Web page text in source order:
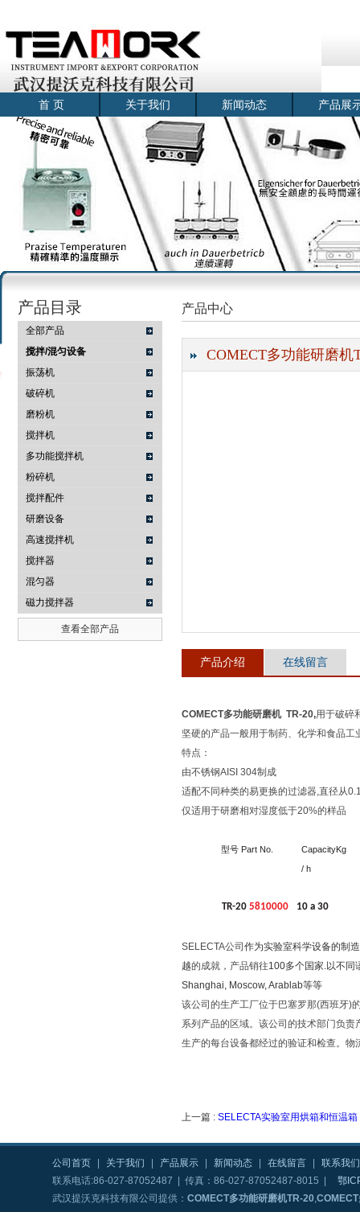
武汉提沃克科技有限公司
首 页 关于我们 新闻动态 产品展
产品目录
全部产品
搅拌/混匀设备
振荡机
破碎机
磨粉机
搅拌机
多功能搅拌机
粉碎机
搅拌配件
研磨设备
高速搅拌机
搅拌器
混匀器
磁力搅拌器
查看全部产品
产品中心
COMECT多功能研磨机
产品介绍 在线留言
COMECT多功能研磨机TR-20,用于破碎
坚硬的产品一般用于制药、化学和食品工
特点：
由不锈钢AISI 304制成
适配不同种类的易更换的过滤器,直径从
仅适用于研磨相对湿度低于20%的样品
型号 Part No. CapacityKg
/ h
TR-20 5810000 10 a 30
SELECTA公司 作为实验室科学设备的制
越的成就，产品销往100多个国家.以不同
Shanghai, Moscow, Arablab等等
该公司的生产工厂位于巴塞罗那(西班牙)
系列产品的区域。该公司的技术部门负
生产的每台设备都经过的验证和检查。
上一篇 : SELECTA实验室用烘箱和恒温箱
公司首页 关于我们 产品展示 新闻动态 在线留言
联系我们
联系电话:86-027-87052487 | 传真：86-027-87052487-8015 |
鄂
武汉提沃克科技有限公司提供： COMECT多功能研磨机TR-20,